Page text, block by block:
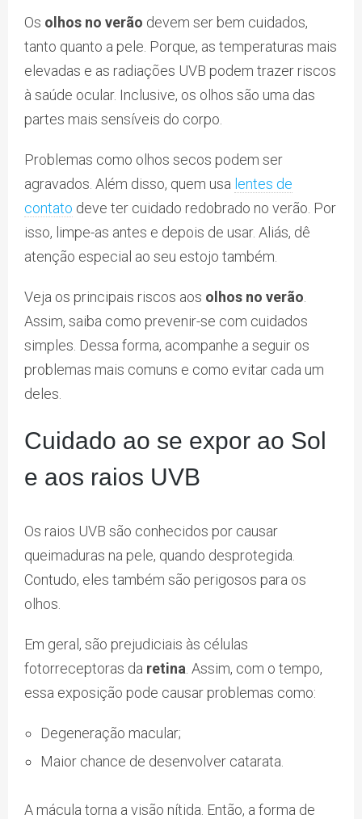
Os olhos no verão devem ser bem cuidados,
tanto quanto a pele. Porque, as temperaturas mais
elevadas e as radiações UVB podem trazer riscos
à saúde ocular. Inclusive, os olhos são uma das
partes mais sensíveis do corpo.
Problemas como olhos secos podem ser
agravados. Além disso, quem usa lentes de
contato deve ter cuidado redobrado no verão. Por
isso, limpe-as antes e depois de usar. Aliás, dê
atenção especial ao seu estojo também.
Veja os principais riscos aos olhos no verão
Assim, saiba como prevenir-se com cuidados
simples. Dessa forma, acompanhe a seguir os
problemas mais comuns e como evitar cada um
deles.
Cuidado ao se expor ao Sol
e aos raios UVB
Os raios UVB são conhecidos por causar
queimaduras na pele, quando desprotegida.
Contudo, eles também são perigosos para os
olhos.
Em geral, são prejudiciais às células
fotorreceptoras da retina . Assim, com o tempo,
essa exposição pode causar problemas como:
Degeneração macular;
Maior chance de desenvolver catarata.
A mácula torna a visão nítida. Então, a forma de